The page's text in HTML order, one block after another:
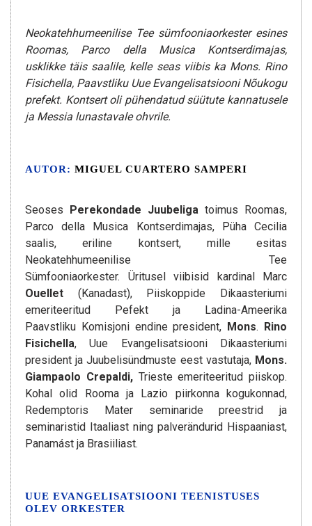
Neokatehhumeenilise Tee sümfooniaorkester esines
Roomas, Parco della Musica Kontserdimajas,
usklikke täis saalile, kelle seas viibis ka Mons. Rino
Fisichella, Paavstliku Uue Evangelisatsiooni Nõukogu
prefekt. Kontsert oli pühendatud süütute kannatusele
ja Messia lunastavale ohvrile.
AUTOR: MIGUEL CUARTERO SAMPERI
Seoses Perekondade Juubeliga toimus Roomas,
Parco della Musica Kontserdimajas, Püha Cecilia
saalis, eriline kontsert, mille esitas
Neokatehhumeenilise Tee
Sümfooniaorkester. Üritusel viibisid kardinal Marc
Ouellet (Kanadast), Piiskoppide Dikaasteriumi
emeriteeritud Pefekt ja Ladina-Ameerika
Paavstliku Komisjoni endine president, Mons. Rino
Fisichella, Uue Evangelisatsiooni Dikaasteriumi
president ja Juubelisündmuste eest vastutaja, Mons.
Giampaolo Crepaldi,Trieste emeriteeritud piiskop.
Kohal olid Rooma ja Lazio piirkonna kogukonnad,
Redemptoris Mater seminaride preestrid ja
seminaristid Itaaliast ning palverändurid Hispaaniast,
Panamást ja Brasiiliast.
UUE EVANGELISATSIOONI TEENISTUSES
OLEV ORKESTER